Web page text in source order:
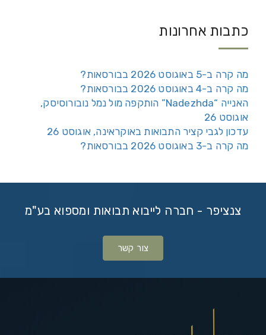
כתבות אחרונות
מה קרה ב-5 באוגוסט 2026 בבורסאות?
מה קרה ב-4 באוגוסט 2026 בבורסאות?
האנייה “Nadezhda” הותקפה מול נמל נובורוסיסק,
אוגוסט 26
עדכון לגבי קציר התבואות באוקראינה, אוגוסט 26
מה קרה ב-3 באוגוסט 2026 בבורסאות?
צנציפר - חברה לייבוא תבואות ומספוא בע"מ
צור קשר